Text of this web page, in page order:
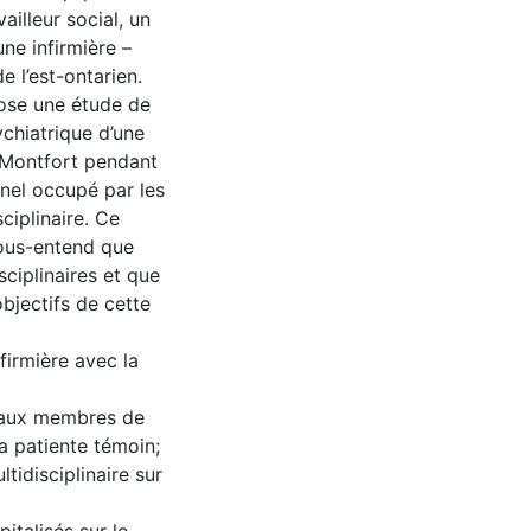
social, un
infirmière –
l’est-ontarien.
une étude de
d’une
pendant
occupé par les
Ce
entend que
et que
de cette
avec la
membres de
patiente témoin;
sur